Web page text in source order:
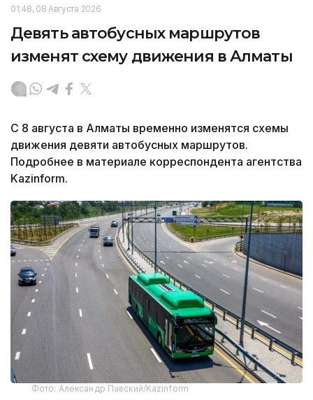
01:48, 08 Августа 2026
Девять автобусных маршрутов
изменят схему движения в Алматы
С 8 августа в Алматы временно изменятся схемы
движения девяти автобусных маршрутов.
Подробнее в материале корреспондента агентства
Kazinform.
Фото: Александр Павский/Kazinform